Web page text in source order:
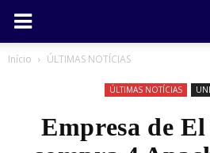
Início ÚLTIMAS NOTÍCIAS
ÚLTIMAS NOTÍCIAS
Empresa de